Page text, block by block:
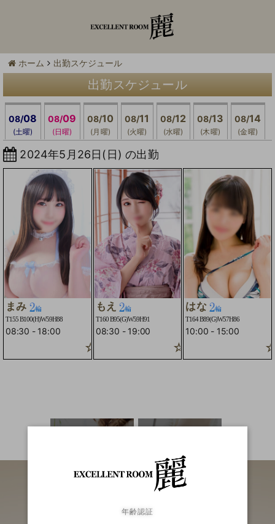
ホーム 出勤スケジュール
出勤スケジュール
08/08
(土曜)
08/09
(日曜)
08/10
(月曜)
08/11
(火曜)
08/12
(水曜)
08/13
(木曜)
08/14
(金曜)
2024年5月26日(日) の出勤
まみ
T155 B100(H)W59H88
08:30 - 18:00
☆2輪車コースOK☆
もえ
T160 B95(G)W59H91
08:30 - 19:00
☆2輪車コース
はな
T164 B89(G)W57H86
10:00 - 15:00
年齢認証